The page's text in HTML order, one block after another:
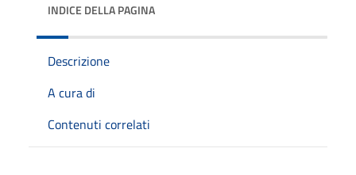
INDICE DELLA PAGINA
Descrizione
A cura di
Contenuti correlati